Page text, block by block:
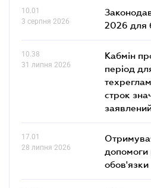
10.01
3 серпня 2026
2026 для
10.38
31 липня 2026
Кабмін
період
строк
17.01
28 липня 2026
допомоги